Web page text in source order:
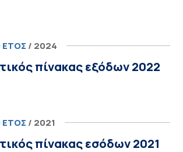
ΈΤΟΣ / 2024
πίνακας εξόδων 2022
ΈΤΟΣ / 2021
πίνακας εσόδων 2021